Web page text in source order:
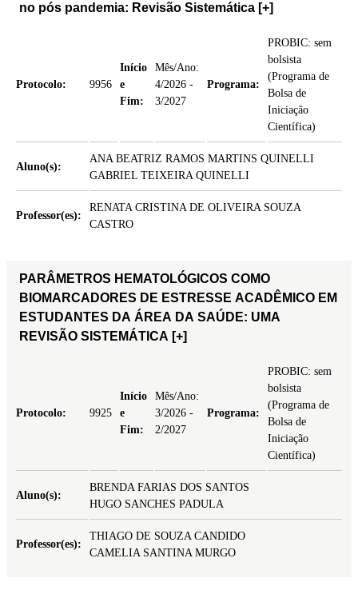
no pós pandemia: Revisão Sistemática [+]
Protocolo: 9956
Início
e
Fim:
Mês/Ano:
4/2026 -
3/2027
Programa:
PROBIC: sem
bolsista
(Programa de
Bolsa de
Iniciação
Científica)
Aluno(s):
ANA BEATRIZ RAMOS MARTINS QUINELLI
GABRIEL TEIXEIRA QUINELLI
Professor(es):
RENATA CRISTINA DE OLIVEIRA SOUZA
CASTRO
PARÂMETROS HEMATOLÓGICOS COMO
BIOMARCADORES DE ESTRESSE ACADÊMICO EM
ESTUDANTES DA ÁREA DA SAÚDE: UMA
REVISÃO SISTEMÁTICA [+]
Protocolo: 9925
Início
e
Fim:
Mês/Ano:
3/2026 -
2/2027
Programa:
PROBIC: sem
bolsista
(Programa de
Bolsa de
Iniciação
Científica)
Aluno(s):
BRENDA FARIAS DOS SANTOS
HUGO SANCHES PADULA
Professor(es):
THIAGO DE SOUZA CANDIDO
CAMELIA SANTINA MURGO